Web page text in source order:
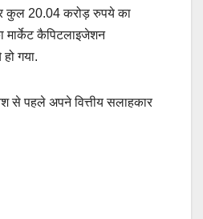
कुल 20.04 करोड़ रुपये का
मार्केट कैपिटलाइजेशन
गया.
से पहले अपने वित्तीय सलाहकार